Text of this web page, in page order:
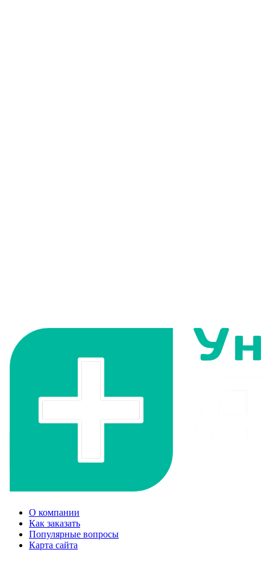
О компании
Как заказать
Популярные вопросы
Карта сайта